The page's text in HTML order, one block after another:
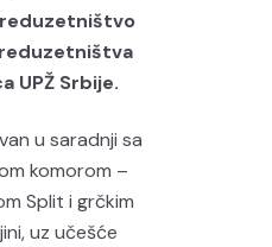
UPŽ Srbije.
u saradnji sa
komorom –
Split i grčkim
uz učešće